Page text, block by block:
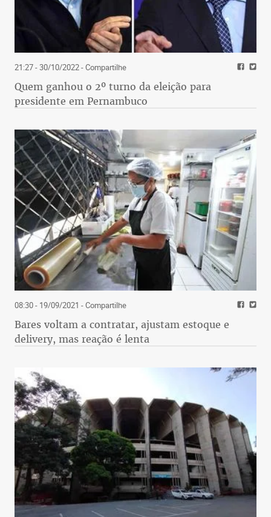
21:27 - 30/10/2022- Compartilhe
Quem ganhou o 2º turno da eleição para
presidente em Pernambuco
08:30 - 19/09/2021 - Compartilhe
Bares voltam a contratar, ajustam estoque e
delivery, mas reação é lenta